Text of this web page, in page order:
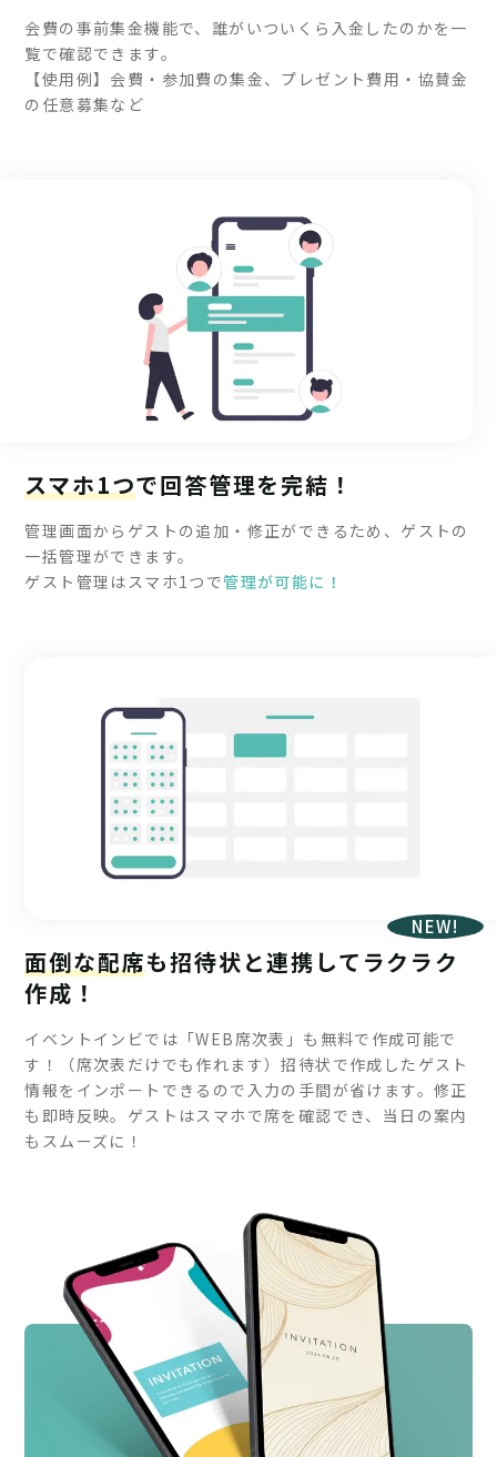
会費の事前集金機能で、誰がいついくら入金したのかを一
覧で確認できます。
【使用例】会費・参加費の集金、プレゼント費用・協賛金
の任意募集など
スマホ1つで回答管理を完結！
管理画面からゲストの追加・修正ができるため、ゲストの
一括管理ができます。
ゲスト管理はスマホ1つで管理が可能に！
NEW!
面倒な配席も招待状と連携してラクラク
作成！
イベントインビでは「WEB席次表」も無料で作成可能で
す！（席次表だけでも作れます）招待状で作成したゲスト
情報をインポートできるので入力の手間が省けます。修正
も即時反映。ゲストはスマホで席を確認でき、当日の案内
もスムーズに！